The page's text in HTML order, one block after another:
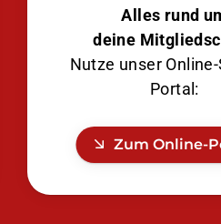
Alles rund
deine
Nutze unser
Portal:
Zum Online-